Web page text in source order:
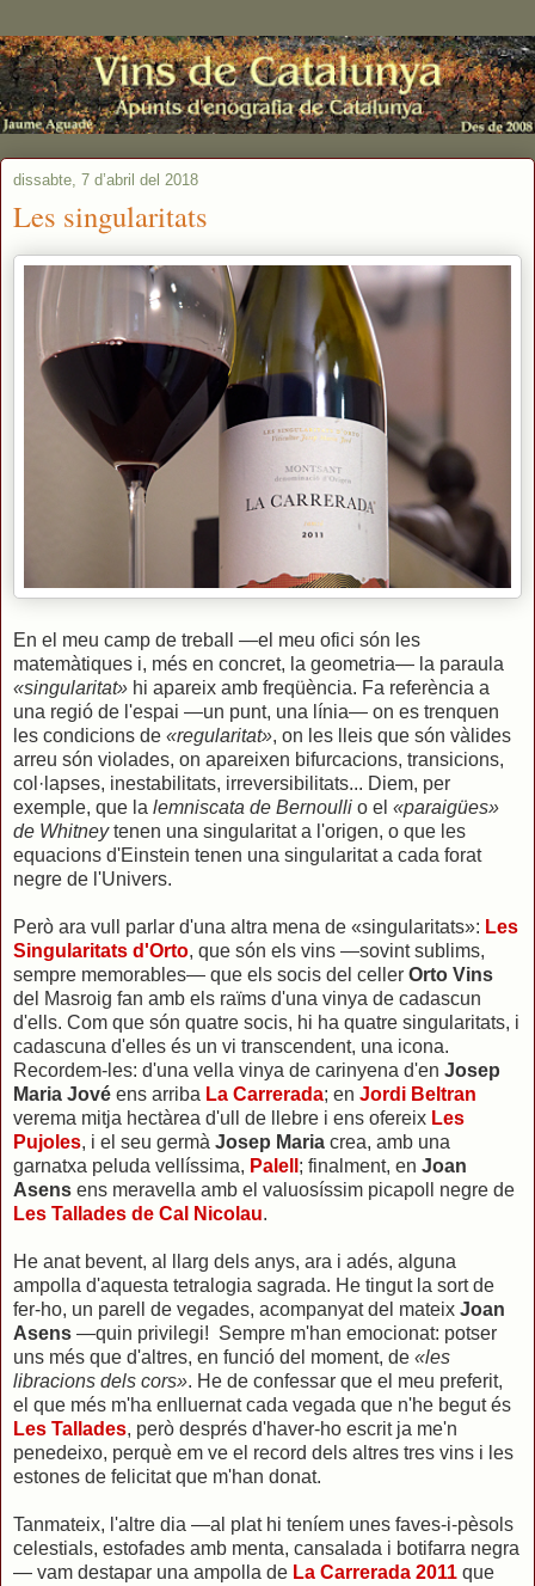
dissabte, 7 d’abril del 2018
Les singularitats
En el meu camp de treball —el meu ofici són les
matemàtiques i, més en concret, la geometria— la paraula
«singularitat» hi apareix amb freqüència. Fa referència a
una regió de l'espai —un punt, una línia— on es trenquen
les condicions de «regularitat», on les lleis que són vàlides
arreu són violades, on apareixen bifurcacions, transicions,
col·lapses, inestabilitats, irreversibilitats... Diem, per
exemple, que la lemniscata de Bernoulli o el «paraigües»
de Whitneytenen una singularitat a l'origen, o que les
equacions d'Einstein tenen una singularitat a cada forat
negre de l'Univers.
Però ara vull parlar d'una altra mena de «singularitats»: Les
Singularitats d'Orto, que són els vins —sovint sublims,
sempre memorables— que els socis del celler Orto Vins
del Masroig fan amb els raïms d'una vinya de cadascun
d'ells. Com que són quatre socis, hi ha quatre singularitats, i
cadascuna d'elles és un vi transcendent, una icona.
Recordem-les: d'una vella vinya de carinyena d'en Josep
Maria Jové ens arriba La Carrerada; en Jordi Beltran
verema mitja hectàrea d'ull de llebre i ens ofereix Les
Pujoles, i el seu germà Josep Maria crea, amb una
garnatxa peluda vellíssima, Palell ; finalment, en Joan
Asens ens meravella amb el valuosíssim picapoll negre de
Les Tallades de Cal Nicolau.
He anat bevent, al llarg dels anys, ara i adés, alguna
ampolla d'aquesta tetralogia sagrada. He tingut la sort de
fer-ho, un parell de vegades, acompanyat del mateix Joan
Asens —quin privilegi! Sempre m'han emocionat: potser
uns més que d'altres, en funció del moment, de «les
libracions dels cors». He de confessar que el meu preferit,
el que més m'ha enlluernat cada vegada que n'he begut és
Les Tallades, però després d'haver-ho escrit ja me'n
penedeixo, perquè em ve el record dels altres tres vins i les
estones de felicitat que m'han donat.
Tanmateix, l'altre dia —al plat hi teníem unes faves-i-pèsols
celestials, estofades amb menta, cansalada i botifarra negra
— vam destapar una ampolla de La Carrerada 2011 que